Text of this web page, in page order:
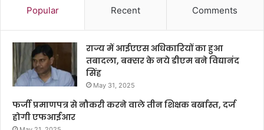
Popular Recent Comments
राज्य में आईएएस अधिकारियों का हुआ
तबादला, बक्सर के नये डीएम बने विद्यानंद
सिंह
May 31, 2025
फर्जी प्रमाणपत्र से नौकरी करने वाले तीन शिक्षक बर्खास्त, दर्ज
होगी एफआईआर